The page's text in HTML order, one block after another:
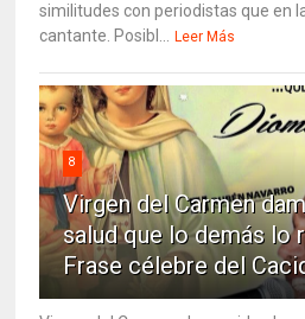
similitudes con periodistas que en
cantante. Posibl...
Leer Más
8
Virgen del Carmen
salud que lo demás lo
Frase célebre del